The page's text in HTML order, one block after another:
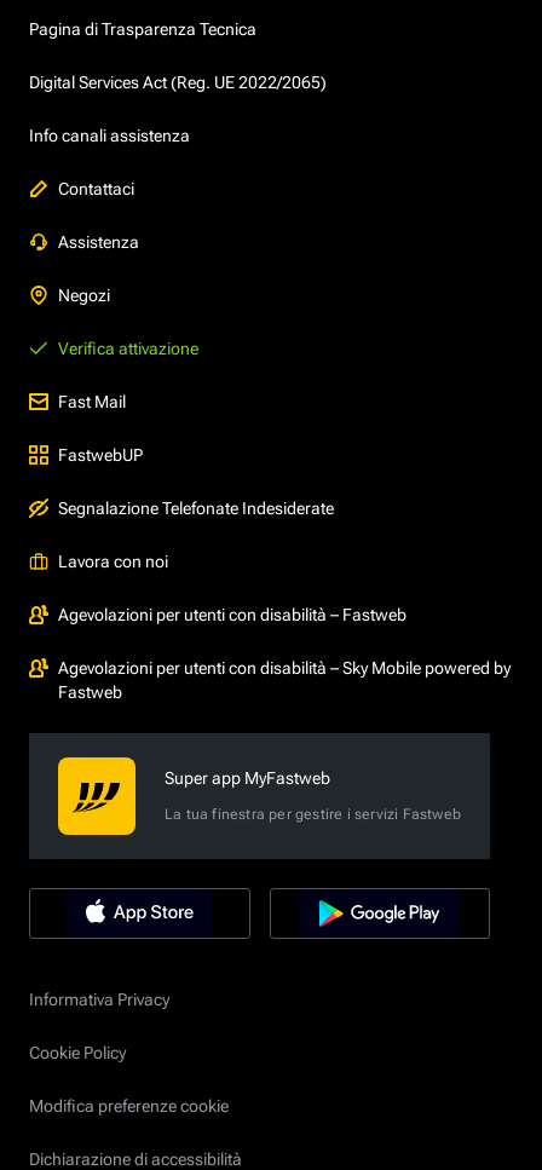
Pagina di Trasparenza Tecnica
Digital Services Act (Reg. UE 2022/2065)
Info canali assistenza
Contattaci
Assistenza
Negozi
Verifica attivazione
Fast Mail
FastwebUP
Segnalazione Telefonate Indesiderate
Lavora con noi
Agevolazioni per utenti con disabilità – Fastweb
Agevolazioni per utenti con disabilità – Sky Mobile powered by
Fastweb
Super app MyFastweb
La tua finestra per gestire i servizi Fastweb
Informativa Privacy
Cookie Policy
Modifica preferenze cookie
Dichiarazione di accessibilità